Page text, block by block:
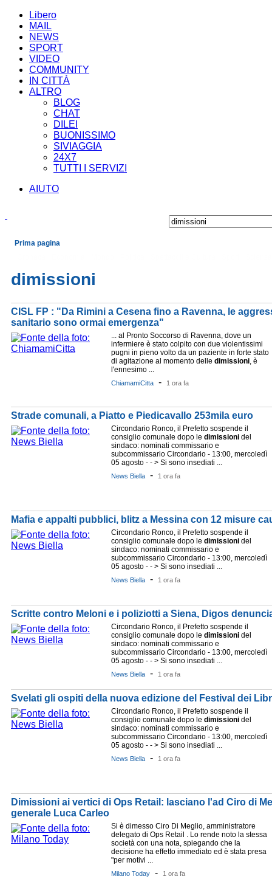
Libero
MAIL
NEWS
SPORT
VIDEO
COMMUNITY
IN CITTÀ
ALTRO
BLOG
CHAT
DILEI
BUONISSIMO
SIVIAGGIA
24X7
TUTTI I SERVIZI
AIUTO
Prima pagina
dimissioni
CISL FP : "Da Rimini a Cesena fino a Ravenna, le
sanitario sono ormai emergenza"
... al Pronto Soccorso di Ravenna, dove un
infermiere è stato colpito con due violentissimi
pugni in pieno volto da un paziente in forte stato
di agitazione al momento delle dimissioni, è
l'ennesimo ...
ChiamamiCitta - 1 ora fa
Strade comunali, a Piatto e Piedicavallo 253mila euro
Circondario Ronco, il Prefetto sospende il
consiglio comunale dopo le dimissioni del
sindaco: nominati commissario e
subcommissario Circondario - 13:00, mercoledì
05 agosto - - > Si sono insediati ...
News Biella - 1 ora fa
Mafia e appalti pubblici, blitz a Messina con 12 misure
Circondario Ronco, il Prefetto sospende il
consiglio comunale dopo le dimissioni del
sindaco: nominati commissario e
subcommissario Circondario - 13:00, mercoledì
05 agosto - - > Si sono insediati ...
News Biella - 1 ora fa
Scritte contro Meloni e i poliziotti a Siena, Digos
Circondario Ronco, il Prefetto sospende il
consiglio comunale dopo le dimissioni del
sindaco: nominati commissario e
subcommissario Circondario - 13:00, mercoledì
05 agosto - - > Si sono insediati ...
News Biella - 1 ora fa
Svelati gli ospiti della nuova edizione del Festival dei
Circondario Ronco, il Prefetto sospende il
consiglio comunale dopo le dimissioni del
sindaco: nominati commissario e
subcommissario Circondario - 13:00, mercoledì
05 agosto - - > Si sono insediati ...
News Biella - 1 ora fa
Dimissioni ai vertici di Ops Retail: lasciano l'ad Ciro di
generale Luca Carleo
Si è dimesso Ciro Di Meglio, amministratore
delegato di Ops Retail . Lo rende noto la stessa
società con una nota, spiegando che la
decisione ha effetto immediato ed è stata presa
"per motivi ...
Milano Today - 1 ora fa